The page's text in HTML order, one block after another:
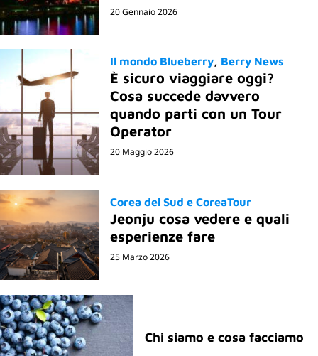
20 Gennaio 2026
Il mondo Blueberry Berry News
È sicuro viaggiare oggi?
Cosa succede davvero
quando parti con un Tour
Operator
20 Maggio 2026
Corea del Sud e CoreaTour
Jeonju cosa vedere e quali
esperienze fare
25 Marzo 2026
Chi siamo e cosa facciamo